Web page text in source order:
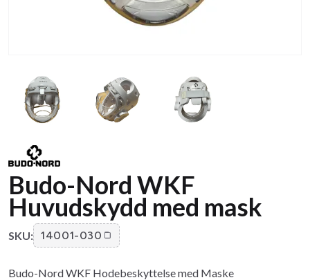
Budo-Nord WKF
Huvudskydd med mask
SKU: 14001-030
Budo-Nord WKF Hodebeskyttelse med Maske